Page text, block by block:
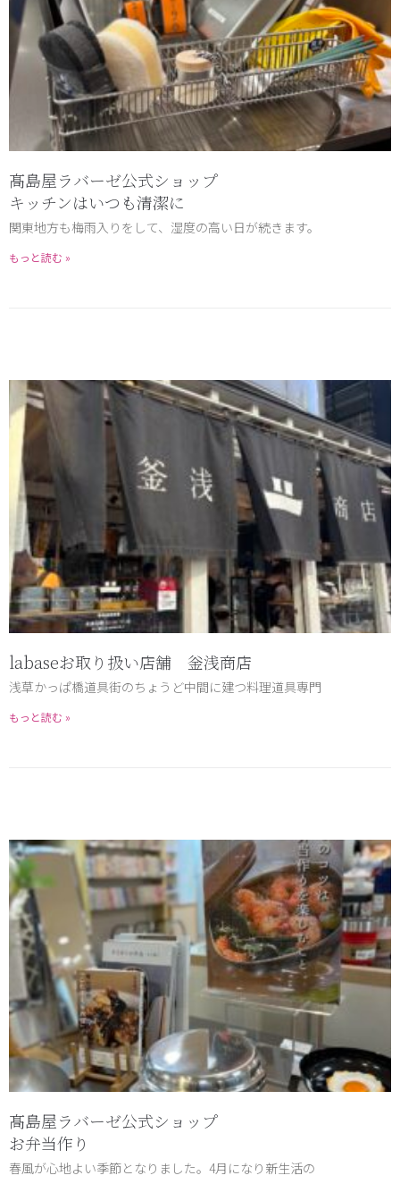
髙島屋ラバーゼ公式ショップ
キッチンはいつも清潔に
関東地方も梅雨入りをして、湿度の高い日が続きます。
もっと読む »
labaseお取り扱い店舗 釡浅商店
浅草かっぱ橋道具街のちょうど中間に建つ料理道具専門
もっと読む »
髙島屋ラバーゼ公式ショップ
お弁当作り
春風が心地よい季節となりました。4月になり新生活の